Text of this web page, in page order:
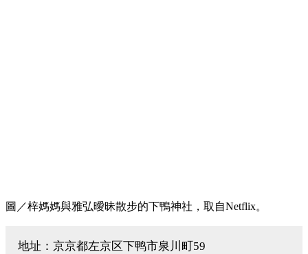
圖／梓媽媽與雅弘曖昧散步的下鴨神社，取自Netflix。
地址：京京都左京区下鸭市泉川町59